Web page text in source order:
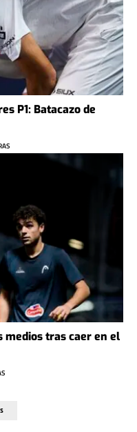
P1: Batacazo de
medios tras caer en el